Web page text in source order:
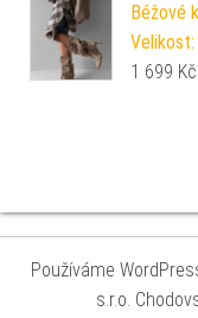
Béžové
Velikost:
1 699 Kč
Používáme
s.r.o.